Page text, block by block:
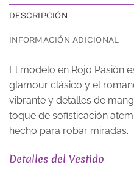
DESCRIPCIÓN
INFORMACIÓN ADICIONAL
El modelo en Rojo Pasión
glamour clásico y el
vibrante y detalles de
toque de sofisticación
hecho para robar miradas.
Detalles del Vestido